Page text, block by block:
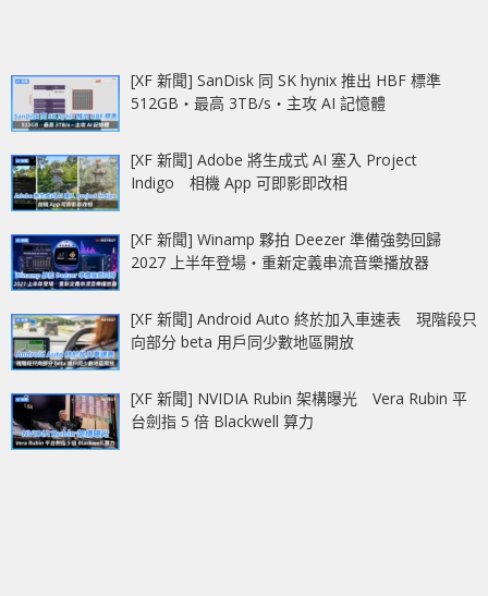
[XF 新聞] SanDisk 同 SK hynix 推出 HBF 標準
512GB‧最高 3TB/s‧主攻 AI 記憶體
[XF 新聞] Adobe 將生成式 AI 塞入 Project
Indigo 相機 App 可即影即改相
[XF 新聞] Winamp 夥拍 Deezer 準備強勢回歸
2027 上半年登場‧重新定義串流音樂播放器
[XF 新聞] Android Auto 終於加入車速表 現階段只
向部分 beta 用戶同少數地區開放
[XF 新聞] NVIDIA Rubin 架構曝光 Vera Rubin 平
台劍指 5 倍 Blackwell 算力